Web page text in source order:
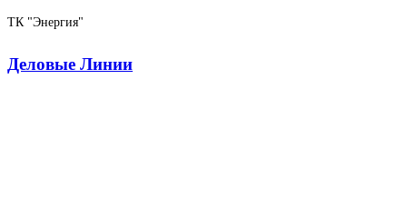
ТК "Энергия"
Деловые Линии